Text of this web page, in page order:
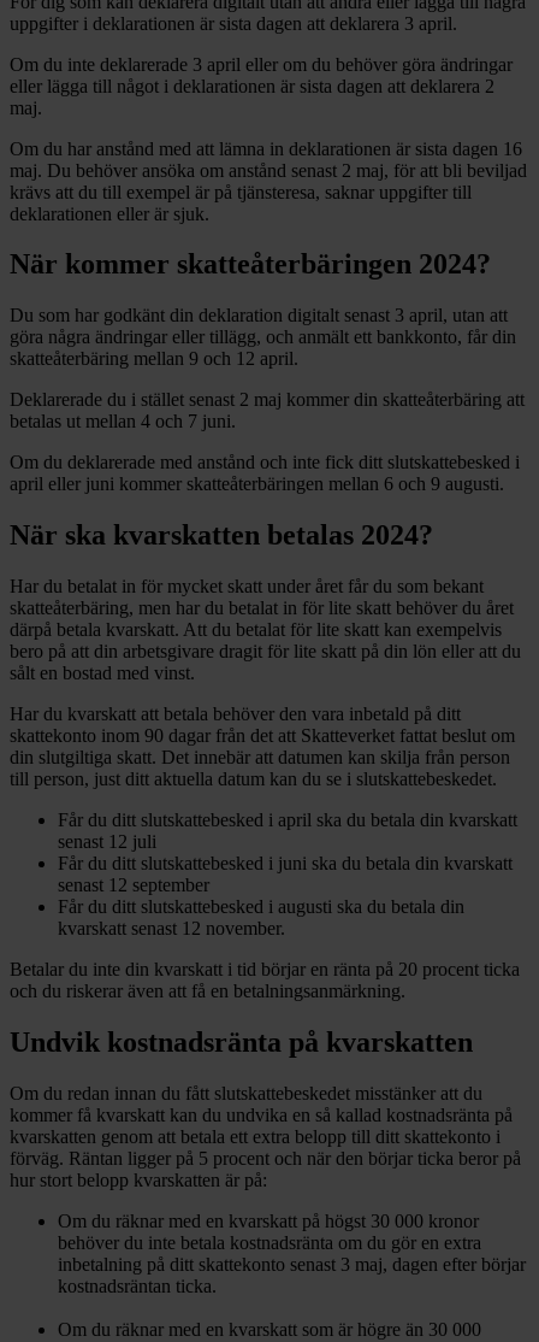
uppgifter i deklarationen är sista dagen att deklarera 3 april.
Om du inte deklarerade 3 april eller om du behöver göra ändringar
eller lägga till något i deklarationen är sista dagen att deklarera 2
maj.
Om du har anstånd med att lämna in deklarationen är sista dagen 16
maj. Du behöver ansöka om anstånd senast 2 maj, för att bli beviljad
krävs att du till exempel är på tjänsteresa, saknar uppgifter till
deklarationen eller är sjuk.
När kommer skatteåterbäringen 2024?
Du som har godkänt din deklaration digitalt senast 3 april, utan att
göra några ändringar eller tillägg, och anmält ett bankkonto, får din
skatteåterbäring mellan 9 och 12 april.
Deklarerade du i stället senast 2 maj kommer din skatteåterbäring att
betalas ut mellan 4 och 7 juni.
Om du deklarerade med anstånd och inte fick ditt slutskattebesked i
april eller juni kommer skatteåterbäringen mellan 6 och 9 augusti.
När ska kvarskatten betalas 2024?
Har du betalat in för mycket skatt under året får du som bekant
skatteåterbäring, men har du betalat in för lite skatt behöver du året
därpå betala kvarskatt. Att du betalat för lite skatt kan exempelvis
bero på att din arbetsgivare dragit för lite skatt på din lön eller att du
sålt en bostad med vinst.
Har du kvarskatt att betala behöver den vara inbetald på ditt
skattekonto inom 90 dagar från det att Skatteverket fattat beslut om
din slutgiltiga skatt. Det innebär att datumen kan skilja från person
till person, just ditt aktuella datum kan du se i slutskattebeskedet.
Får du ditt slutskattebesked i april ska du betala din kvarskatt
senast 12 juli
Får du ditt slutskattebesked i juni ska du betala din kvarskatt
senast 12 september
Får du ditt slutskattebesked i augusti ska du betala din
kvarskatt senast 12 november.
Betalar du inte din kvarskatt i tid börjar en ränta på 20 procent ticka
och du riskerar även att få en betalningsanmärkning.
Undvik kostnadsränta på kvarskatten
Om du redan innan du fått slutskattebeskedet misstänker att du
kommer få kvarskatt kan du undvika en så kallad kostnadsränta på
kvarskatten genom att betala ett extra belopp till ditt skattekonto i
förväg. Räntan ligger på 5 procent och när den börjar ticka beror på
hur stort belopp kvarskatten är på:
Om du räknar med en kvarskatt på högst 30 000 kronor
behöver du inte betala kostnadsränta om du gör en extra
inbetalning på ditt skattekonto senast 3 maj, dagen efter börjar
kostnadsräntan ticka.
Om du räknar med en kvarskatt som är högre än 30 000